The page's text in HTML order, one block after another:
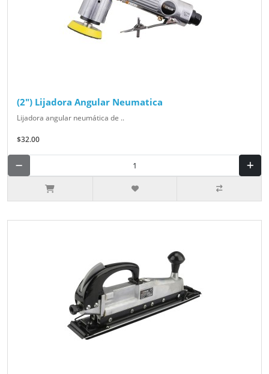
(2") Lijadora Angular Neumatica
Lijadora angular neumática de ..
$32.00